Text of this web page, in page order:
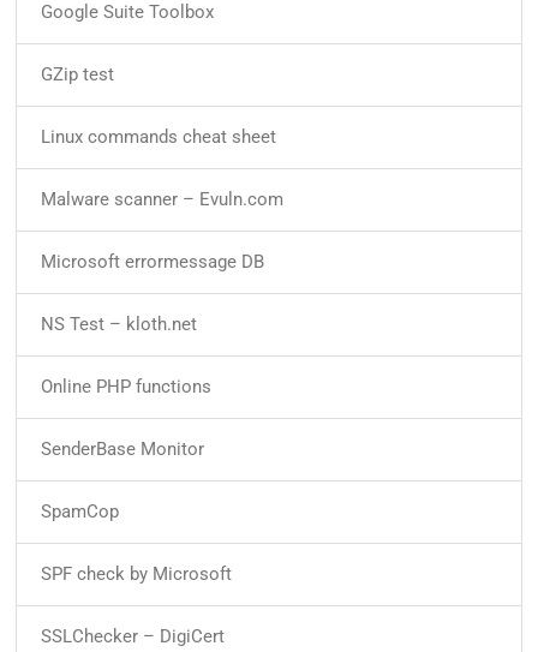
Google Suite Toolbox
GZip test
Linux commands cheat sheet
Malware scanner – Evuln.com
Microsoft errormessage DB
NS Test – kloth.net
Online PHP functions
SenderBase Monitor
SpamCop
SPF check by Microsoft
SSLChecker – DigiCert